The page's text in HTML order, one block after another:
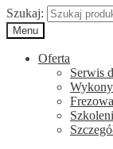
Szukaj:
Menu
Oferta
Serwis